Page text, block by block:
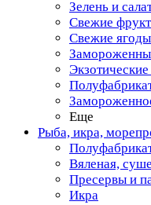
Зелень и
Свежие
Свежие ягоды
Еще
Рыба, икра,
Вяленая,
Пресервы и
Икра